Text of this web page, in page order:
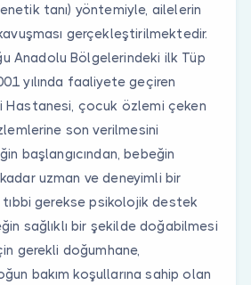
tanı) yöntemiyle, ailelerin
gerçekleştirilmektedir.
Anadolu Bölgelerindeki ilk Tüp
yılında faaliyete geçiren
Hastanesi, çocuk özlemi çeken
son verilmesini
başlangıcından, bebeğin
uzman ve deneyimli bir
gerekse psikolojik destek
sağlıklı bir şekilde doğabilmesi
gerekli doğumhane,
bakım koşullarına sahip olan